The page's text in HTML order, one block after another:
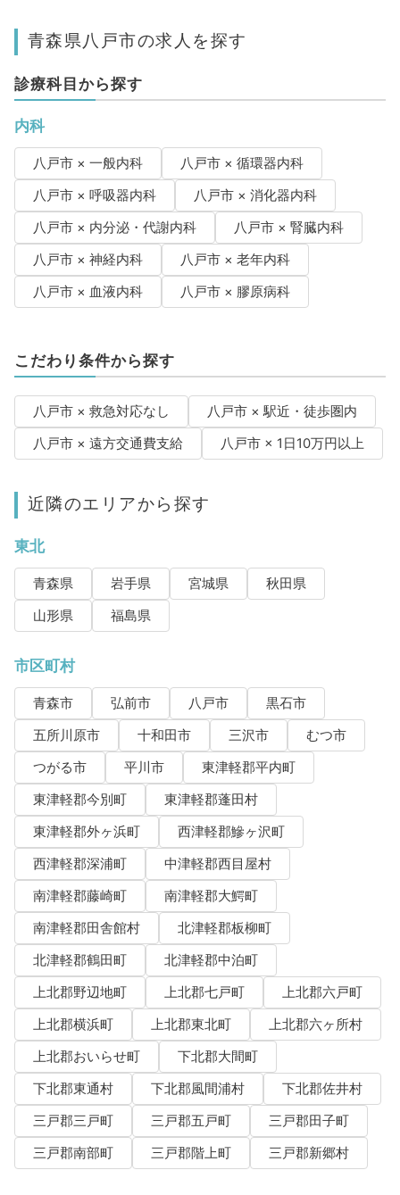
青森県八戸市の求人を探す
診療科目から探す
内科
八戸市 × 一般内科
八戸市 × 循環器内科
八戸市 × 呼吸器内科
八戸市 × 消化器内科
八戸市 × 内分泌・代謝内科
八戸市 × 腎臓内科
八戸市 × 神経内科
八戸市 × 老年内科
八戸市 × 血液内科
八戸市 × 膠原病科
こだわり条件から探す
八戸市 × 救急対応なし
八戸市 × 駅近・徒歩圏内
八戸市 × 遠方交通費支給
八戸市 × 1日10万円以上
近隣のエリアから探す
東北
青森県 岩手県 宮城県
秋田県
山形県
福島県
市区町村
青森市 弘前市 八戸市
黒石市
五所川原市
十和田市 三沢市
むつ市
つがる市
平川市
東津軽郡平内町
東津軽郡今別町
東津軽郡蓬田村
東津軽郡外ヶ浜町
西津軽郡鰺ヶ沢町
西津軽郡深浦町
中津軽郡西目屋村
南津軽郡藤崎町
南津軽郡大鰐町
南津軽郡田舎館村
北津軽郡板柳町
北津軽郡鶴田町
北津軽郡中泊町
上北郡野辺地町
上北郡七戸町
上北郡六戸町
上北郡横浜町
上北郡東北町
上北郡六ヶ所村
上北郡おいらせ町
下北郡大間町
下北郡東通村
下北郡風間浦村
下北郡佐井村
三戸郡三戸町
三戸郡五戸町
三戸郡田子町
三戸郡南部町
三戸郡階上町 三戸郡新郷村